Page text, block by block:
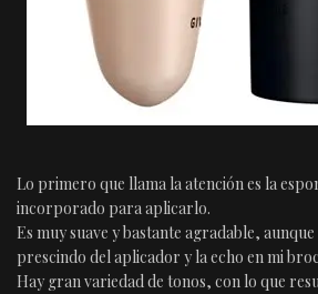
Lo primero que llama la atención es la
incorporado para aplicarlo.
Es muy suave y bastante agradable,
prescindo del aplicador y la echo en mi
Hay gran variedad de tonos, con lo que